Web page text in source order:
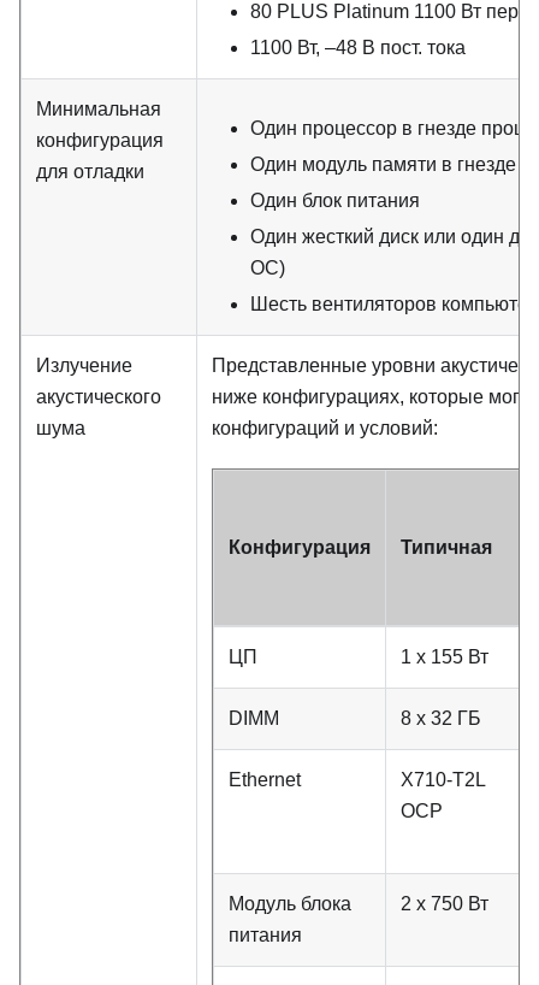
80 PLUS Platinum 1100 Вт
1100 Вт, –48 В пост. тока
Минимальная
конфигурация
для отладки
Один процессор в гнезде
Один модуль памяти в гнезде 1
Один блок питания
Один жесткий диск или один
ОС)
Шесть вентиляторов
Излучение
акустического
шума
Представленные уровни
ниже конфигурациях, которые
конфигураций и условий:
Конфигурация Типичная
ЦП 1 x 155 Вт
DIMM 8 x 32 ГБ
Ethernet
X710-T2L
OCP
Модуль блока
питания
2 x 750 Вт